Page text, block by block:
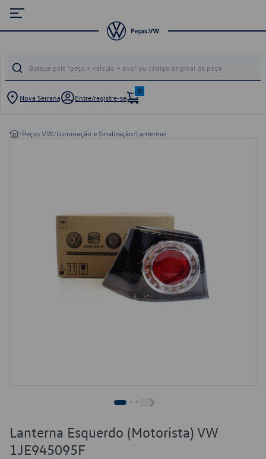
Nova Serrana Entre/registre-se
0
/Peças VW/Iluminação e Sinalização/Lanternas
Lanterna Esquerdo (Motorista) VW
1JE945095F